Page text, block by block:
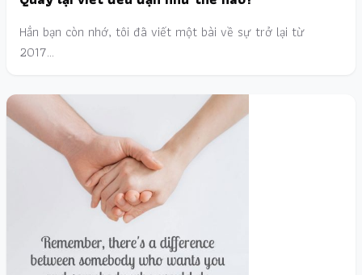
Hẳn bạn còn nhớ, tôi đã viết một bài về sự trở lại từ
2017…